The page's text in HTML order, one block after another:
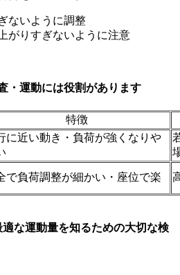
ないように調整
がりすぎないように注意
・運動には役割があります
特徴
に近い動き・負荷が強くなりや
で負荷調整が細かい・座位で楽
な運動量を知るための大切な検